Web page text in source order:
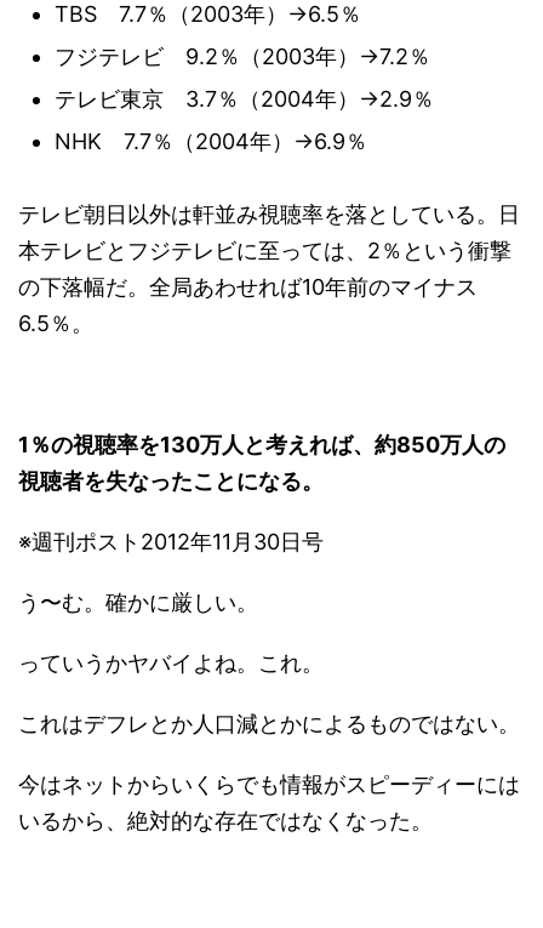
TBS 7.7％（2003年）→6.5％
フジテレビ 9.2％（2003年）→7.2％
テレビ東京 3.7％（2004年）→2.9％
NHK 7.7％（2004年）→6.9％
テレビ朝日以外は軒並み視聴率を落としている。日
本テレビとフジテレビに至っては、2％という衝撃
の下落幅だ。全局あわせれば10年前のマイナス
6.5％。
1％の視聴率を130万人と考えれば、約850万人の
視聴者を失なったことになる。
※週刊ポスト2012年11月30日号
う〜む。確かに厳しい。
っていうかヤバイよね。これ。
これはデフレとか人口減とかによるものではない。
今はネットからいくらでも情報がスピーディーには
いるから、絶対的な存在ではなくなった。